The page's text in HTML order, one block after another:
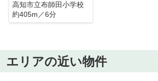
高知市立布師田小学校
約405m／6分
エリアの近い物件